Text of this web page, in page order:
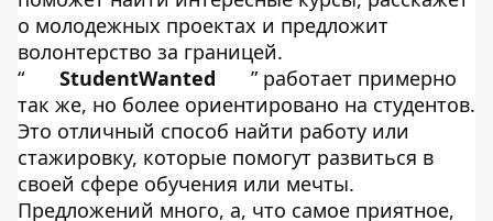
о молодежных проектах и предложит
волонтерство за границей.
“
StudentWanted
” работает примерно
так же, но более ориентировано на студентов.
Это отличный способ найти работу или
стажировку, которые помогут развиться в
своей сфере обучения или мечты.
Предложений много, а, что самое приятное,